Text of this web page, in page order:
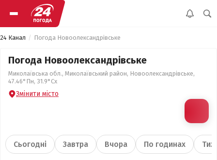
24 Канал Погода Новоолександрівське
Погода Новоолександрівське
Миколаївська обл., Миколаївський район, Новоолександрівське,
47.46°Пн, 31.9°Сх
Змінити місто
Сьогодні Завтра Вчора По годинах